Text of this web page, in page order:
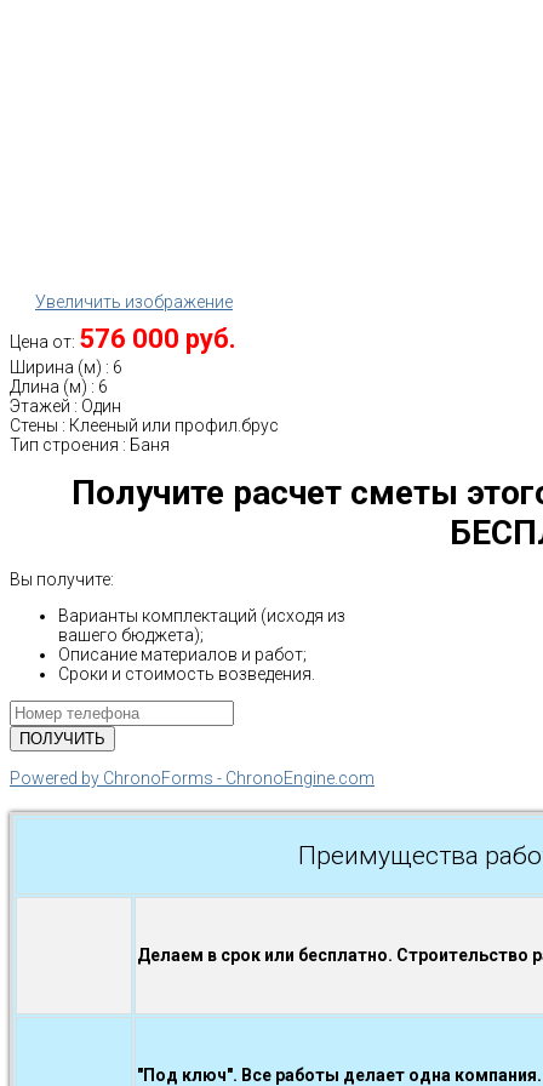
Увеличить изображение
Цена от: 576 000 руб.
Ширина (м) : 6
Длина (м) : 6
Этажей : Один
Стены : Клееный или профил.брус
Тип строения : Баня
Получите расчет сметы
Вы получите:
Варианты комплектаций (исходя из
вашего бюджета);
Описание материалов и работ;
Сроки и стоимость возведения.
Powered by ChronoForms - ChronoEngine.com
Преимущества
Делаем в срок или бесплатно. Строительство
"Под ключ". Все работы делает одна компания.